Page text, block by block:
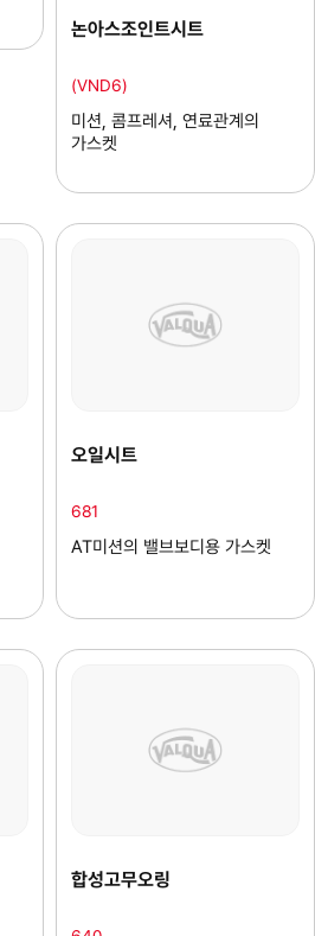
논아스조인트시트
(VND6)
미션, 콤프레셔, 연료관계의
가스켓
오일시트
681
AT미션의 밸브보디용 가스켓
합성고무오링